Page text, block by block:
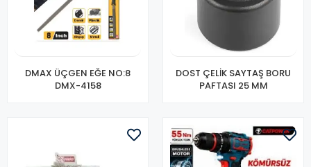
DMAX ÜÇGEN EĞE NO:8
DMX-4158
DOST ÇELİK SAYTAŞ BORU
PAFTASI 25 MM